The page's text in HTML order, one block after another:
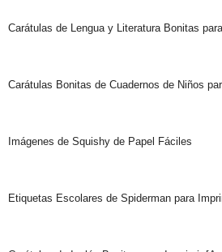
Carátulas de Lengua y Literatura Bonitas
Carátulas Bonitas de Cuadernos de Niños
Imágenes de Squishy de Papel Fáciles
Etiquetas Escolares de Spiderman para